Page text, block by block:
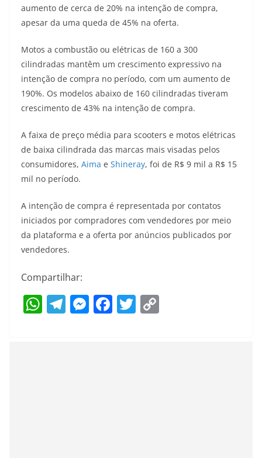
aumento de cerca de 20% na intenção de compra,
apesar da uma queda de 45% na oferta.
Motos a combustão ou elétricas de 160 a 300
cilindradas mantêm um crescimento expressivo na
intenção de compra no período, com um aumento de
190%. Os modelos abaixo de 160 cilindradas tiveram
crescimento de 43% na intenção de compra.
A faixa de preço média para scooters e motos elétricas
de baixa cilindrada das marcas mais visadas pelos
consumidores, Aima e Shineray, foi de R$ 9 mil a R$ 15
mil no período.
A intenção de compra é representada por contatos
iniciados por compradores com vendedores por meio
da plataforma e a oferta por anúncios publicados por
vendedores.
Compartilhar:
W T M F T